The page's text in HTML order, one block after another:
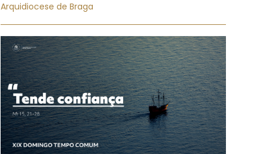
Arquidiocese de Braga